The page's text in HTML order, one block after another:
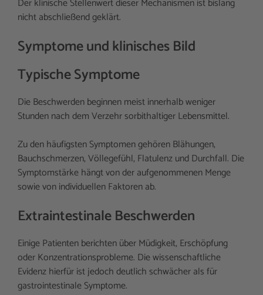
Der klinische Stellenwert dieser Mechanismen ist bislang
nicht abschließend geklärt.
Symptome und klinisches Bild
Typische Symptome
Die Beschwerden beginnen meist innerhalb weniger
Stunden nach dem Verzehr sorbithaltiger Lebensmittel.
Zu den häufigsten Symptomen gehören Blähungen,
Bauchschmerzen, Völlegefühl, Flatulenz und Durchfall. Die
Symptomstärke hängt von der aufgenommenen Menge
sowie von individuellen Faktoren ab.
Extraintestinale Beschwerden
Einige Patienten berichten über Müdigkeit, Erschöpfung
oder Konzentrationsprobleme. Die wissenschaftliche
Evidenz hierfür ist jedoch deutlich schwächer als für
gastrointestinale Symptome.